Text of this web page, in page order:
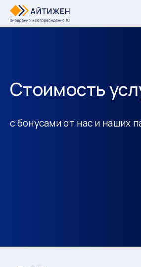
Стоимость
с бонусами от нас и наших